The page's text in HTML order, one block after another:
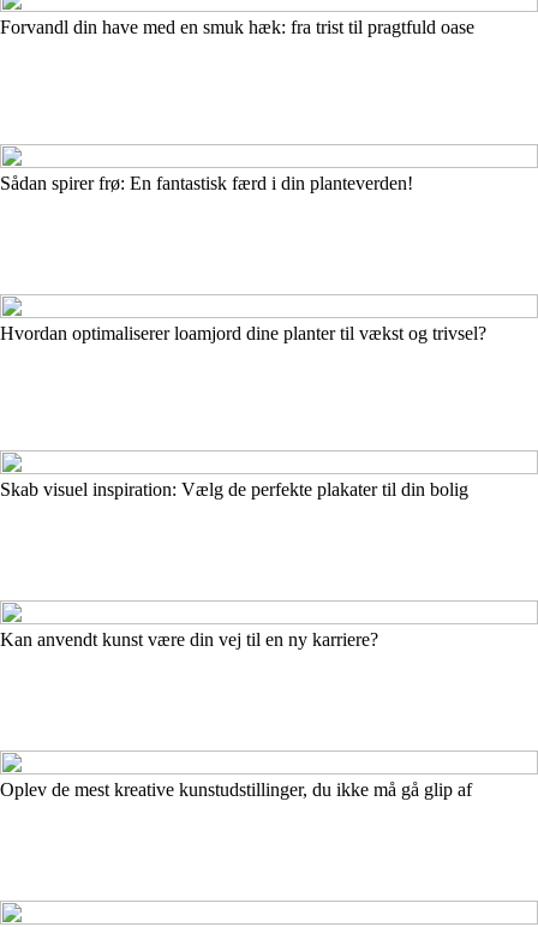
Forvandl din have med en smuk hæk: fra trist til pragtfuld oase
Sådan spirer frø: En fantastisk færd i din planteverden!
Hvordan optimaliserer loamjord dine planter til vækst og trivsel?
Skab visuel inspiration: Vælg de perfekte plakater til din bolig
Kan anvendt kunst være din vej til en ny karriere?
Oplev de mest kreative kunstudstillinger, du ikke må gå glip af